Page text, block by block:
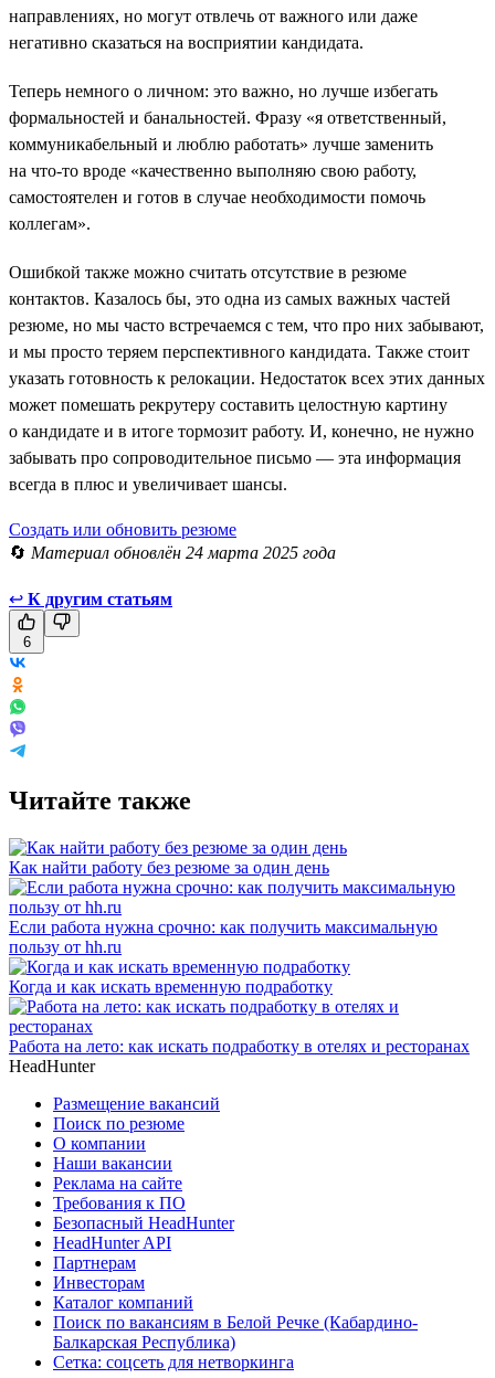
направлениях, но могут отвлечь от важного или даже
негативно сказаться на восприятии кандидата.
Теперь немного о личном: это важно, но лучше избегать
формальностей и банальностей. Фразу «я ответственный,
коммуникабельный и люблю работать» лучше заменить
на что-то вроде «качественно выполняю свою работу,
самостоятелен и готов в случае необходимости помочь
коллегам».
Ошибкой также можно считать отсутствие в резюме
контактов. Казалось бы, это одна из самых важных частей
резюме, но мы часто встречаемся с тем, что про них забывают,
и мы просто теряем перспективного кандидата. Также стоит
указать готовность к релокации. Недостаток всех этих данных
может помешать рекрутеру составить целостную картину
о кандидате и в итоге тормозит работу. И, конечно, не нужно
забывать про сопроводительное письмо — эта информация
всегда в плюс и увеличивает шансы.
Создать или обновить резюме
🔄 Материал обновлён 24 марта 2025 года
↩ К другим статьям
6
Читайте также
Как найти работу без резюме за один день
Если работа нужна срочно: как получить максимальную
пользу от hh.ru
Когда и как искать временную подработку
Работа на лето: как искать подработку в отелях и ресторанах
HeadHunter
Размещение вакансий
Поиск по резюме
О компании
Наши вакансии
Реклама на сайте
Требования к ПО
Безопасный HeadHunter
HeadHunter API
Партнерам
Инвесторам
Каталог компаний
Поиск по вакансиям в Белой Речке (Кабардино-
Балкарская Республика)
Сетка: соцсеть для нетворкинга